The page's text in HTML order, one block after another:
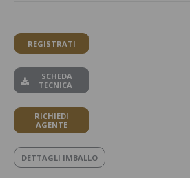
REGISTRATI
SCHEDA
TECNICA
RICHIEDI
AGENTE
DETTAGLI IMBALLO